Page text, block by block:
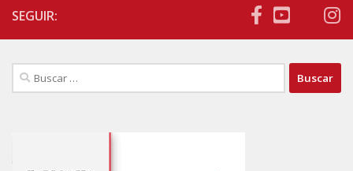
SEGUIR:
Buscar: